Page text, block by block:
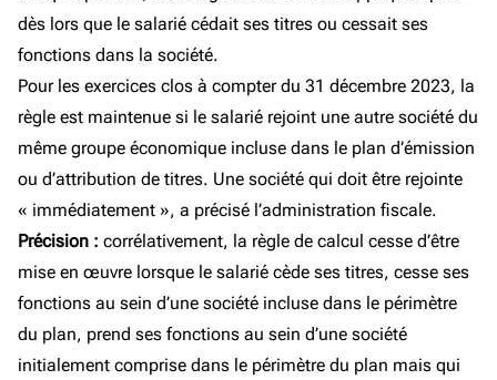
dès lors que le salarié cédait ses titres ou cessait ses
fonctions dans la société.
Pour les exercices clos à compter du 31 décembre 2023, la
règle est maintenue si le salarié rejoint une autre société du
même groupe économique incluse dans le plan d’émission
ou d’attribution de titres. Une société qui doit être rejointe
« immédiatement », a précisé l’administration fiscale.
Précision : corrélativement, la règle de calcul cesse d’être
mise en œuvre lorsque le salarié cède ses titres, cesse ses
fonctions au sein d’une société incluse dans le périmètre
du plan, prend ses fonctions au sein d’une société
initialement comprise dans le périmètre du plan mais qui